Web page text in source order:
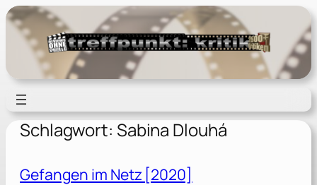
Zum
Inhalt
springen
Schlagwort: Sabina Dlouhá
Gefangen im Netz [2020]